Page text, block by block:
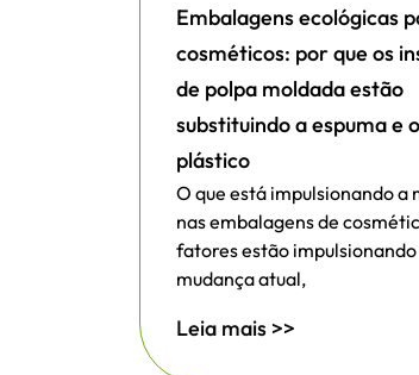
Embalagens ecológicas
cosméticos: por que os
de polpa moldada estão
substituindo a espuma e o
plástico
O que está impulsionando a
nas embalagens de
fatores estão impulsionando
mudança atual,
Leia mais >>